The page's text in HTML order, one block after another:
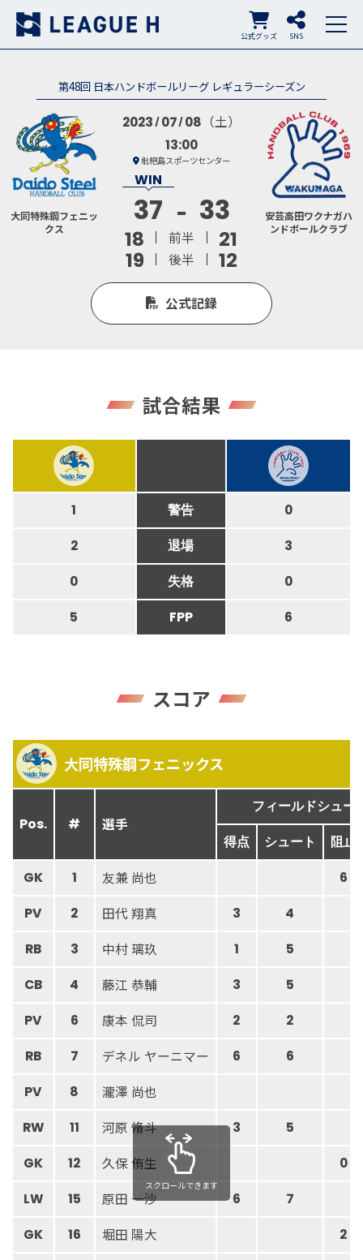
SNS
公式グッズ
第48回 日本ハンドボールリーグ レギュラーシーズン
大同特殊鋼フェニッ
クス
2023 07 08 （土）
13:00
枇杷島スポーツセンター
37 33
18 前半
21
19
後半 12
安芸高田ワクナガハ
ンドボールクラブ
公式記録
試合結果
1 警告 0
2 退場 3
0 失格 0
5 FPP 6
スコア
大同特殊鋼フェニックス
Pos. # 選手
フィールドシュー
得点 シュート 阻止
GK 1 友兼 尚也 6
PV 2 田代 翔真 3 4
RB 3 中村 璃玖 1 5
CB 4 藤江 恭輔 3 5
PV 6 康本 侃司 2 2
RB 7 デネル ヤーニマー 6 6
PV 8 瀧澤 尚也
RW 11 河原 脩斗 3 5
GK 12 久保 侑生 0
LW 15 原田 一沙 6 7
GK 16 堀田 陽大 2
スクロールできます